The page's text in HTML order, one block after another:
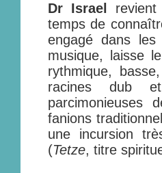
Dr Israel
temps de
engagé dans
musique, laisse
rythmique,
racines dub
parcimonieuses
fanions
une incursion
(Tetze, titre